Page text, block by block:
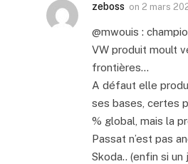
zeboss on 2 mars
@mwouis :
VW produit moult
frontières…
A défaut elle
ses bases, certes
% global, mais la
Passat n’est pas
Skoda.. (enfin si un